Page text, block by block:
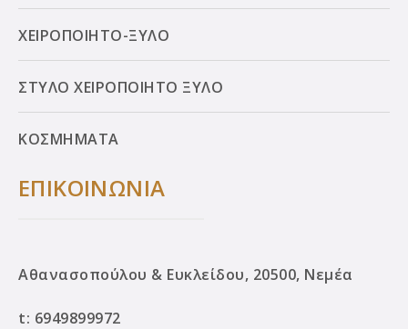
ΧΕΙΡΟΠΟΙΗΤΟ-ΞΥΛΟ
ΣΤΥΛΟ ΧΕΙΡΟΠΟΙΗΤΟ ΞΥΛΟ
ΚΟΣΜΗΜΑΤΑ
ΕΠΙΚΟΙΝΩΝΙΑ
Αθανασοπούλου & Ευκλείδου, 20500, Νεμέα
t: 6949899972